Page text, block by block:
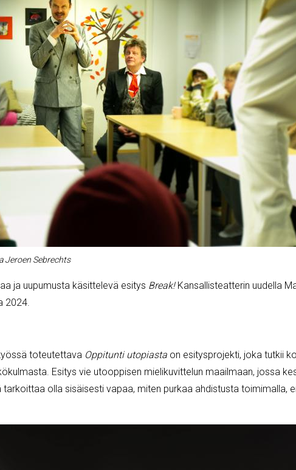
Jeroen Sebrechts
ja uupumusta käsittelevä esitys Break!Kansallisteatterin uudella
2024.
toteutettava Oppitunti utopiasta on esitysprojekti, joka tutkii
Esitys vie utooppisen mielikuvittelun maailmaan, jossa
olla sisäisesti vapaa, miten purkaa ahdistusta toimimalla,